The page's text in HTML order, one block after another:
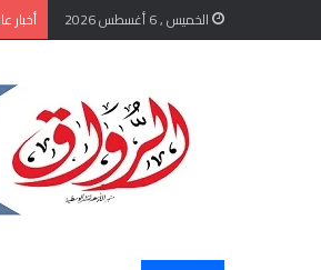
الخميس , 6 أغسطس 2026 أخبار